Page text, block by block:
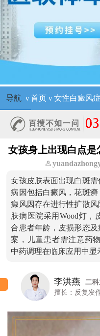
导航 ν 首页ν 女性白癜风
女孩身上出现白点是
女孩皮肤表面出现白斑
病因包括白癜风，花斑
癜风因存在进行性扩散
肤病医院采用Wood灯
合患者年龄，皮损形态
案，儿童患者需注意药
中药调理在临床应用中显
李洪燕
二科主任
擅长：反复发作型